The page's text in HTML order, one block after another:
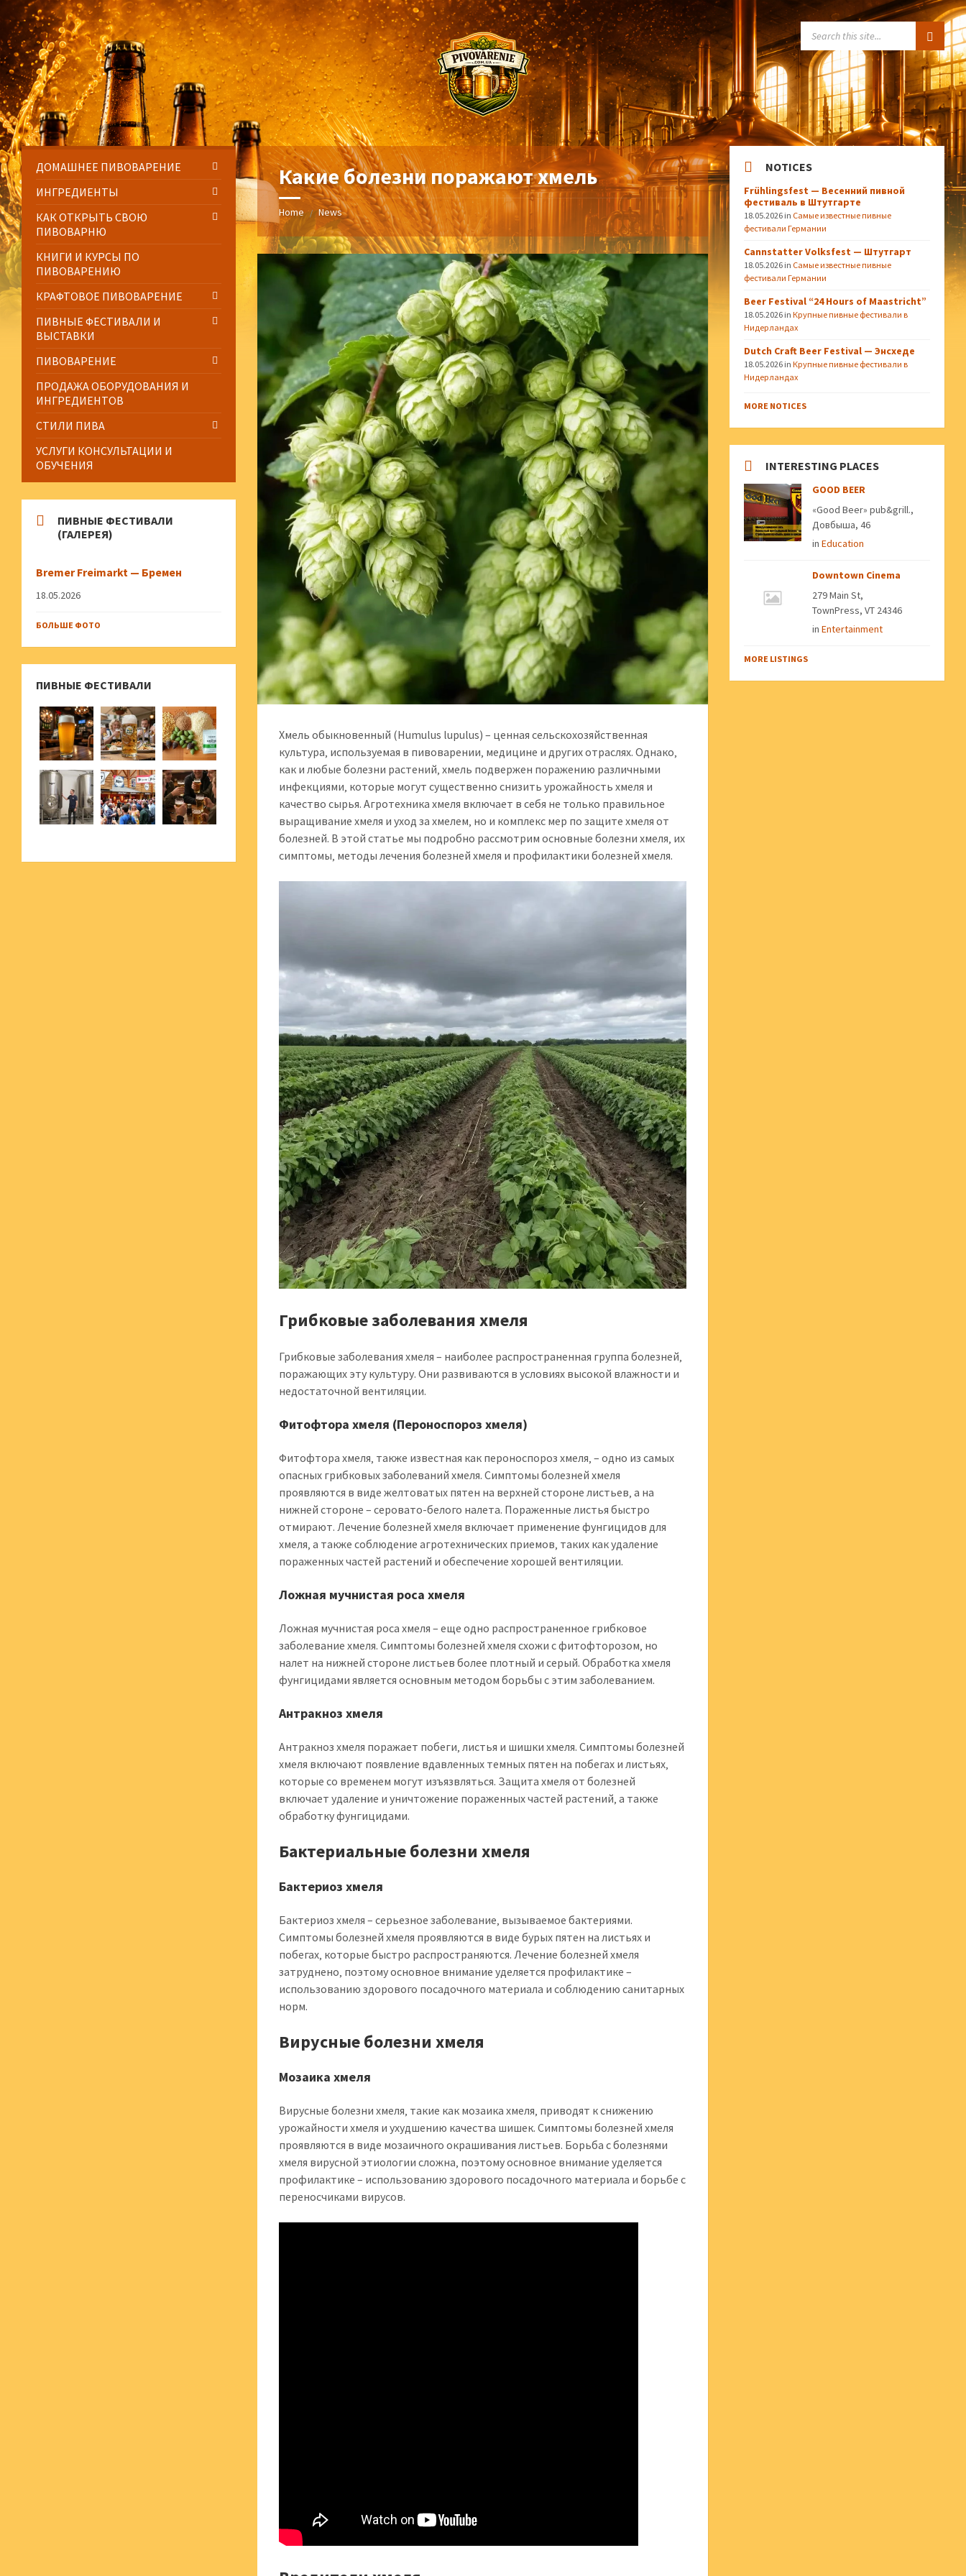
to
content
to
left
sidebar
to
right
sidebar
to
footer
Какие болезни поражают хмель
Home / News
Хмель обыкновенный (Humulus lupulus) – ценная сельскохозяйственная
культура‚ используемая в пивоварении‚ медицине и других отраслях. Однако‚
как и любые болезни растений‚ хмель подвержен поражению различными
инфекциями‚ которые могут существенно снизить урожайность хмеля и
качество сырья. Агротехника хмеля включает в себя не только правильное
выращивание хмеля и уход за хмелем‚ но и комплекс мер по защите хмеля от
болезней. В этой статье мы подробно рассмотрим основные болезни хмеля‚ их
симптомы‚ методы лечения болезней хмеля и профилактики болезней хмеля.
Грибковые заболевания хмеля
Грибковые заболевания хмеля – наиболее распространенная группа болезней‚
поражающих эту культуру. Они развиваются в условиях высокой влажности и
недостаточной вентиляции.
Фитофтора хмеля (Пероноспороз хмеля)
Фитофтора хмеля‚ также известная как пероноспороз хмеля‚ – одно из самых
опасных грибковых заболеваний хмеля. Симптомы болезней хмеля
проявляются в виде желтоватых пятен на верхней стороне листьев‚ а на
нижней стороне – серовато-белого налета. Пораженные листья быстро
отмирают. Лечение болезней хмеля включает применение фунгицидов для
хмеля‚ а также соблюдение агротехнических приемов‚ таких как удаление
пораженных частей растений и обеспечение хорошей вентиляции.
Ложная мучнистая роса хмеля
Ложная мучнистая роса хмеля – еще одно распространенное грибковое
заболевание хмеля. Симптомы болезней хмеля схожи с фитофторозом‚ но
налет на нижней стороне листьев более плотный и серый. Обработка хмеля
фунгицидами является основным методом борьбы с этим заболеванием.
Антракноз хмеля
Антракноз хмеля поражает побеги‚ листья и шишки хмеля. Симптомы болезней
хмеля включают появление вдавленных темных пятен на побегах и листьях‚
которые со временем могут изъязвляться. Защита хмеля от болезней
включает удаление и уничтожение пораженных частей растений‚ а также
обработку фунгицидами.
Бактериальные болезни хмеля
Бактериоз хмеля
Бактериоз хмеля – серьезное заболевание‚ вызываемое бактериями.
Симптомы болезней хмеля проявляются в виде бурых пятен на листьях и
побегах‚ которые быстро распространяются. Лечение болезней хмеля
затруднено‚ поэтому основное внимание уделяется профилактике –
использованию здорового посадочного материала и соблюдению санитарных
норм.
Вирусные болезни хмеля
Мозаика хмеля
Вирусные болезни хмеля‚ такие как мозаика хмеля‚ приводят к снижению
урожайности хмеля и ухудшению качества шишек. Симптомы болезней хмеля
проявляются в виде мозаичного окрашивания листьев. Борьба с болезнями
хмеля вирусной этиологии сложна‚ поэтому основное внимание уделяется
профилактике – использованию здорового посадочного материала и борьбе с
переносчиками вирусов.
ДОМАШНЕЕ ПИВОВАРЕНИЕ
ИНГРЕДИЕНТЫ
КАК ОТКРЫТЬ СВОЮ
ПИВОВАРНЮ
КНИГИ И КУРСЫ ПО
ПИВОВАРЕНИЮ
КРАФТОВОЕ ПИВОВАРЕНИЕ
ПИВНЫЕ ФЕСТИВАЛИ И
ВЫСТАВКИ
ПИВОВАРЕНИЕ
ПРОДАЖА ОБОРУДОВАНИЯ И
ИНГРЕДИЕНТОВ
СТИЛИ ПИВА
УСЛУГИ КОНСУЛЬТАЦИИ И
ОБУЧЕНИЯ
ПИВНЫЕ ФЕСТИВАЛИ
(ГАЛЕРЕЯ)
Bremer Freimarkt — Бремен
18.05.2026
БОЛЬШЕ ФОТО
ПИВНЫЕ ФЕСТИВАЛИ
NOTICES
Frühlingsfest — Весенний пивной
фестиваль в Штутгарте
18.05.2026 in Самые известные пивные
фестивали Германии
Cannstatter Volksfest — Штутгарт
18.05.2026 in Самые известные пивные
фестивали Германии
Beer Festival “24 Hours of Maastricht”
18.05.2026 inКрупные пивные фестивали в
Нидерландах
Dutch Craft Beer Festival — Энсхеде
18.05.2026 inКрупные пивные фестивали в
Нидерландах
MORE NOTICES
INTERESTING PLACES
GOOD BEER
«Good Beer» pub&grill.,
Довбыша, 46
inEducation
Downtown Cinema
279 Main St,
TownPress, VT 24346
inEntertainment
MORE LISTINGS